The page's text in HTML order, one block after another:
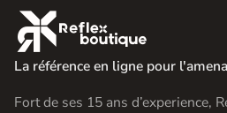

La référence en ligne pour
Fort de ses 15 ans d’experience,